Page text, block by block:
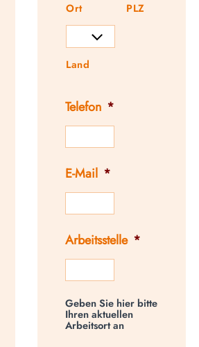
Ort PLZ
Land
Telefon *
E-Mail *
Arbeitsstelle *
Geben Sie hier bitte
Ihren aktuellen
Arbeitsort an